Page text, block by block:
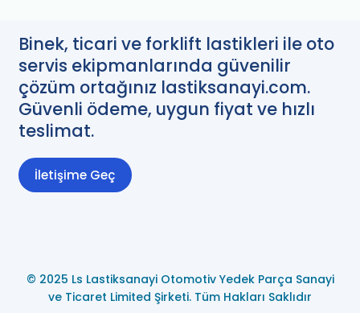
Binek, ticari ve forklift lastikleri ile oto
servis ekipmanlarında güvenilir
çözüm ortağınız lastiksanayi.com.
Güvenli ödeme, uygun fiyat ve hızlı
teslimat.
İletişime Geç
© 2025 Ls Lastiksanayi Otomotiv Yedek Parça Sanayi
ve Ticaret Limited Şirketi. Tüm Hakları Saklıdır